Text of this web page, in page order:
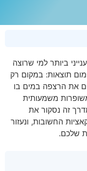
ביותר למי שרוצה
תוצאות: במקום רק
את הרצפה במים בו
משמעותית
זה נסקור את
החשובות, ונעזור
שלכם.